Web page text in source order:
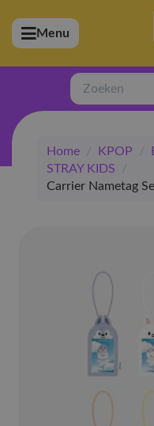
(Artiesten)
(Merchandise)
(Exclusive)
(Winkel)
Menu
Zoeken
Home / KPOP /
STRAY KIDS
/
Carrier Nametag